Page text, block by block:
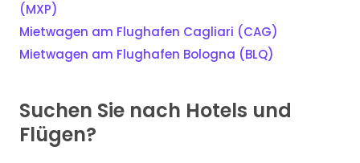
(MXP)
Mietwagen am Flughafen Cagliari (CAG)
Mietwagen am Flughafen Bologna (BLQ)
Suchen Sie nach Hotels und
Flügen?